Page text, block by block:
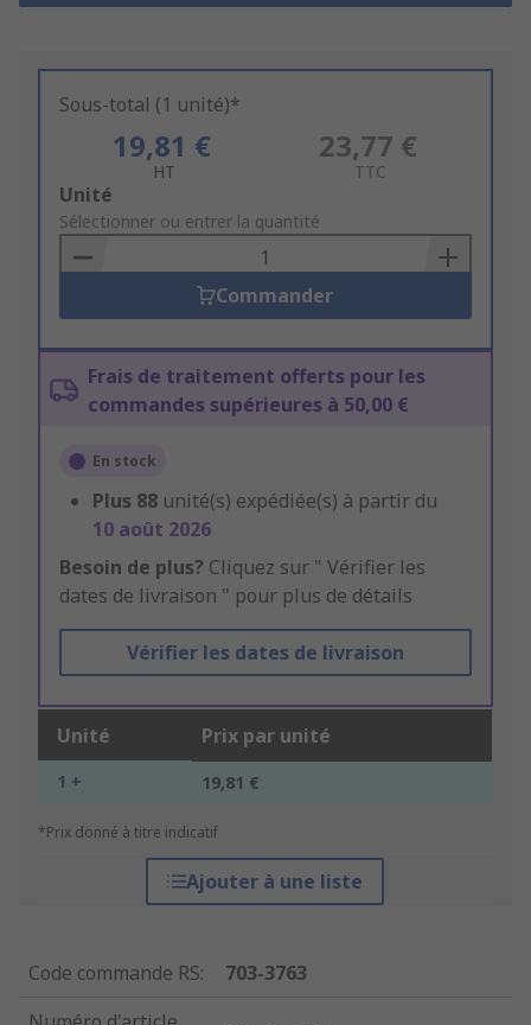
Sous-total (1 unité)*
19,81 €
HT
23,77 €
TTC
Add
to
Basket
Unité
Sélectionner ou entrer la quantité
Commander
Frais de traitement offerts pour les
commandes supérieures à 50,00 €
En stock
Plus 88 unité(s) expédiée(s) à partir du
10 août 2026
Besoin de plus? Cliquez sur " Vérifier les
dates de livraison " pour plus de détails
Vérifier les dates de livraison
Unité Prix par unité
1 + 19,81 €
*Prix donné à titre indicatif
Ajouter à une liste
Code commande RS:
703-3763